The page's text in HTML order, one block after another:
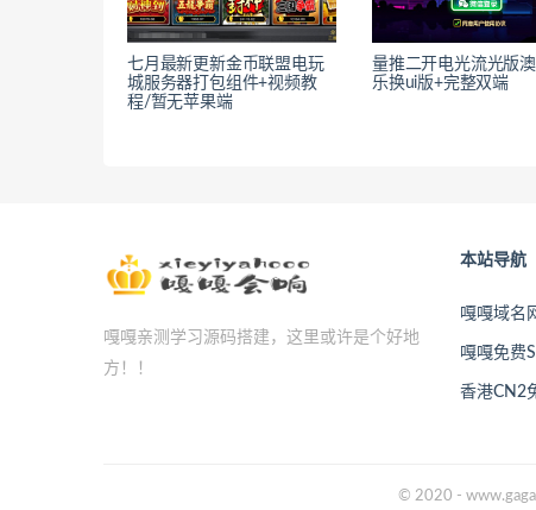
七月最新更新金币联盟电玩
城服务器打包组件+视频教
程/暂无苹果端
量推二开电光流光版
乐换ui版+完整双端
嘎嘎亲测学习源码搭建，这里或许是个好地
方！！
本站导航
嘎嘎域名
嘎嘎免费
香港CN2
© 2020 -